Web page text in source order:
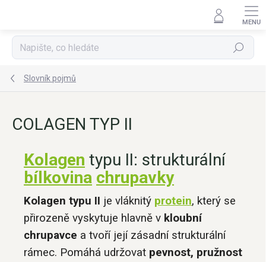
Hledat
Slovník pojmů
COLAGEN TYP II
Kolagen typu II: strukturální
bílkovina chrupavky
Kolagen typu II je vláknitý protein, který se
přirozeně vyskytuje hlavně v kloubní
chrupavce a tvoří její zásadní strukturální
rámec. Pomáhá udržovat pevnost, pružnost